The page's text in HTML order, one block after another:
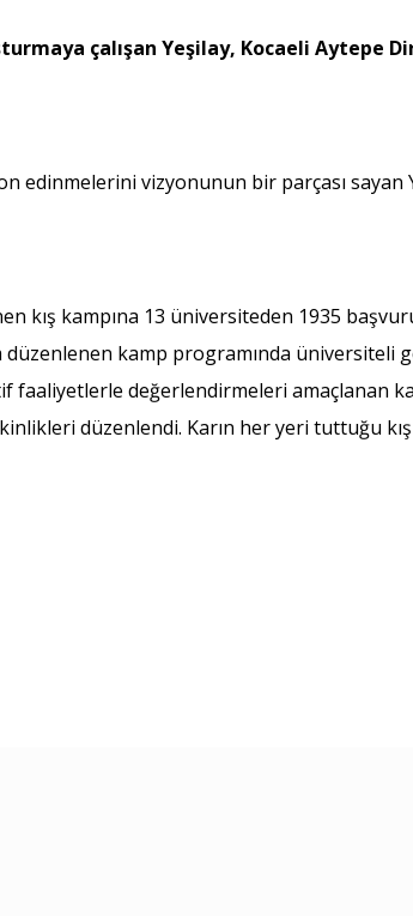
çalışan Yeşilay, Kocaeli Aytepe
edinmelerini vizyonunun bir parçası
kış kampına 13 üniversiteden 1935
düzenlenen kamp programında üniversiteli
değerlendirmeleri amaçlanan
düzenlendi. Karın her yeri tuttuğu